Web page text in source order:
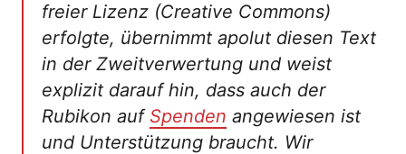
freier Lizenz (Creative Commons)
erfolgte, übernimmt apolut diesen Text
in der Zweitverwertung und weist
explizit darauf hin, dass auch der
Rubikon auf Spenden angewiesen ist
und Unterstützung braucht. Wir